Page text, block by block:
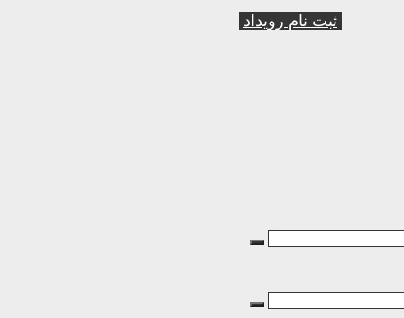
ثبت نام رویداد